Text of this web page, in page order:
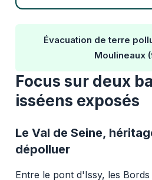
Évacuation de terre
Moulineaux
Focus sur deux
isséens exposés
Le Val de Seine,
dépolluer
Entre le pont d'Issy, les Bords